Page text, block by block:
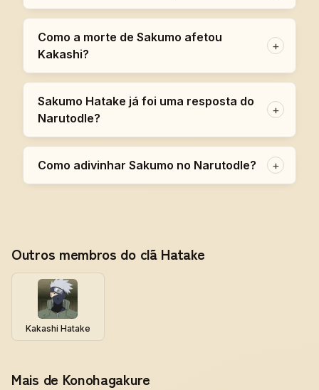
Como a morte de Sakumo afetou
Kakashi?
+
Sakumo Hatake já foi uma resposta do
Narutodle?
+
Como adivinhar Sakumo no Narutodle? +
Outros membros do clã Hatake
Kakashi Hatake
Mais de Konohagakure